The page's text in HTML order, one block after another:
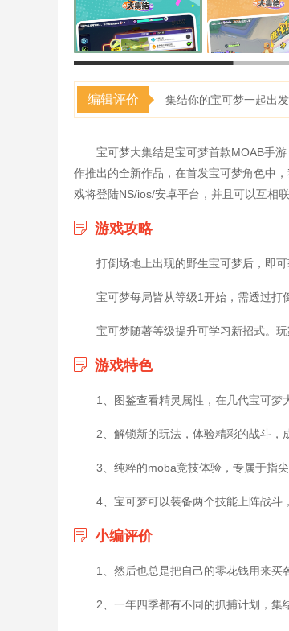
编辑评价 集结你的宝可梦一起出发
宝可梦大集结是宝可梦首款MOAB手
作推出的全新作品，在首发宝可梦角色中
戏将登陆NS/ios/安卓平台，并且可以互相
游戏攻略
打倒场地上出现的野生宝可梦后，即
宝可梦每局皆从等级1开始，需透过打
宝可梦随著等级提升可学习新招式。
游戏特色
1、图鉴查看精灵属性，在几代宝可
2、解锁新的玩法，体验精彩的战斗
3、纯粹的moba竞技体验，专属于指
4、宝可梦可以装备两个技能上阵战斗
小编评价
1、然后也总是把自己的零花钱用来买
2、一年四季都有不同的抓捕计划，集